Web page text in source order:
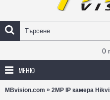
0
МЕНЮ
MBvision.com » 2MP IP камера Hikvision